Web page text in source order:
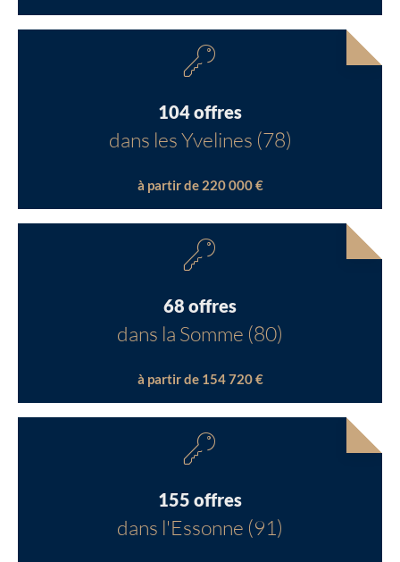
104 offres
dans les Yvelines (78)
à partir de 220 000 €
68 offres
dans la Somme (80)
à partir de 154 720 €
155 offres
dans l'Essonne (91)